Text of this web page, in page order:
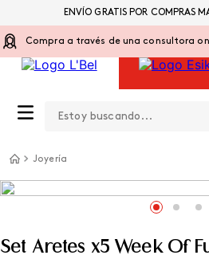
Compra a través de una consultora
ENVÍO GRATIS POR COMPRAS
Joyería
Set Aretes x5 Week Of